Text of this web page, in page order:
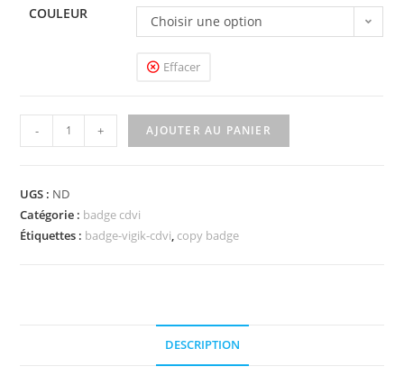
COULEUR Choisir une option
Effacer
- + AJOUTER AU PANIER
UGS : ND
Catégorie : badge cdvi
Étiquettes : badge-vigik-cdvi, copy badge
DESCRIPTION